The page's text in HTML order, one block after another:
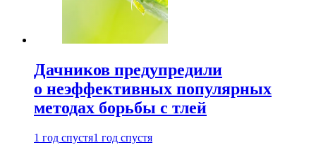
Дачников предупредили
о неэффективных популярных
методах борьбы с тлей
1 год спустя1 год спустя